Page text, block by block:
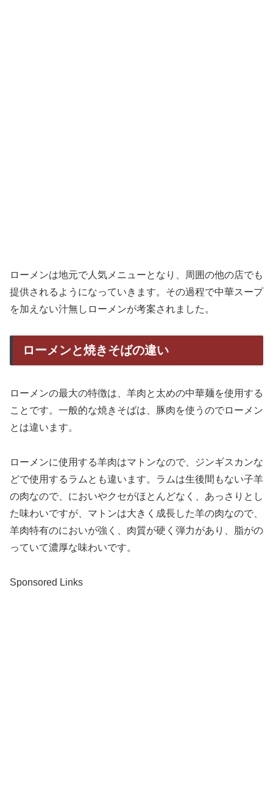
ローメンは地元で人気メニューとなり、周囲の他の店でも
提供されるようになっていきます。その過程で中華スープ
を加えない汁無しローメンが考案されました。
ローメンと焼きそばの違い
ローメンの最大の特徴は、羊肉と太めの中華麺を使用する
ことです。一般的な焼きそばは、豚肉を使うのでローメン
とは違います。
ローメンに使用する羊肉はマトンなので、ジンギスカンな
どで使用するラムとも違います。ラムは生後間もない子羊
の肉なので、においやクセがほとんどなく、あっさりとし
た味わいですが、マトンは大きく成長した羊の肉なので、
羊肉特有のにおいが強く、肉質が硬く弾力があり、脂がの
っていて濃厚な味わいです。
Sponsored Links